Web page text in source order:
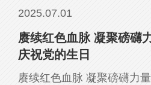
2025.07.01
赓续红色血脉 凝聚磅礴
庆祝党的生日
赓续红色血脉 凝聚磅礴力